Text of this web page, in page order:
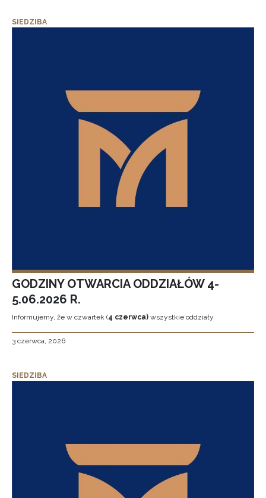
SIEDZIBA
GODZINY OTWARCIA ODDZIAŁÓW 4-
5.06.2026 R.
Informujemy, że w czwartek (4 czerwca) wszystkie oddziały
3 czerwca, 2026
SIEDZIBA